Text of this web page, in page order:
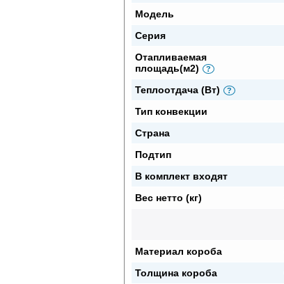
Модель
Серия
Отапливаемая
площадь(м2)
?
Теплоотдача (Вт) ?
Тип конвекции
Страна
Подтип
В комплект входят
Вес нетто (кг)
Материал короба
Толщина короба